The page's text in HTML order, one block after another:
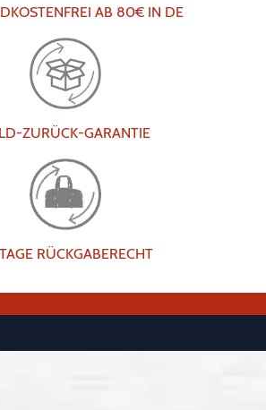
AB 80€ IN DE
ZURÜCK-GARANTIE
RÜCKGABERECHT